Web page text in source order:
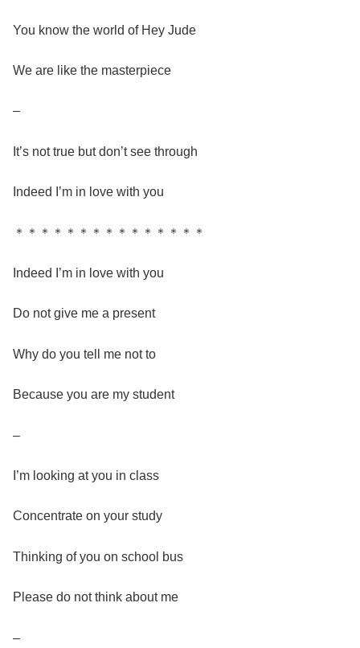
You know the world of Hey Jude
We are like the masterpiece
–
It’s not true but don’t see through
Indeed I’m in love with you
＊＊＊＊＊＊＊＊＊＊＊＊＊＊＊
Indeed I’m in love with you
Do not give me a present
Why do you tell me not to
Because you are my student
–
I’m looking at you in class
Concentrate on your study
Thinking of you on school bus
Please do not think about me
–